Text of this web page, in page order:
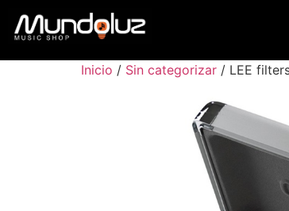
Inicio / Sin categorizar / LEE